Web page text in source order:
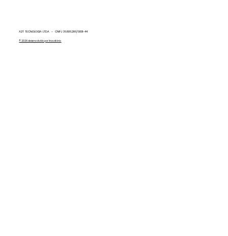
A2T TECNOLOGIA LTDA - CNPJ 36.806.286/0001-44
© 2026 desenvolvido por Inovatório